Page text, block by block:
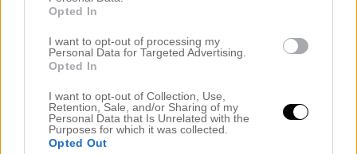
Opted In
I want to opt-out of processing my
Personal Data for Targeted Advertising.
Opted In
I want to opt-out of Collection, Use,
Retention, Sale, and/or Sharing of my
Personal Data that Is Unrelated with the
Purposes for which it was collected.
Opted Out